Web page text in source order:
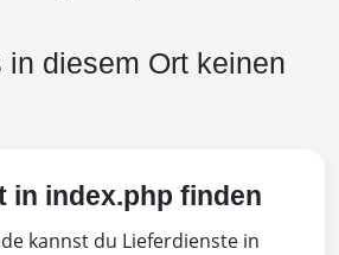
in diesem Ort keinen
in index.php finden
kannst du Lieferdienste in